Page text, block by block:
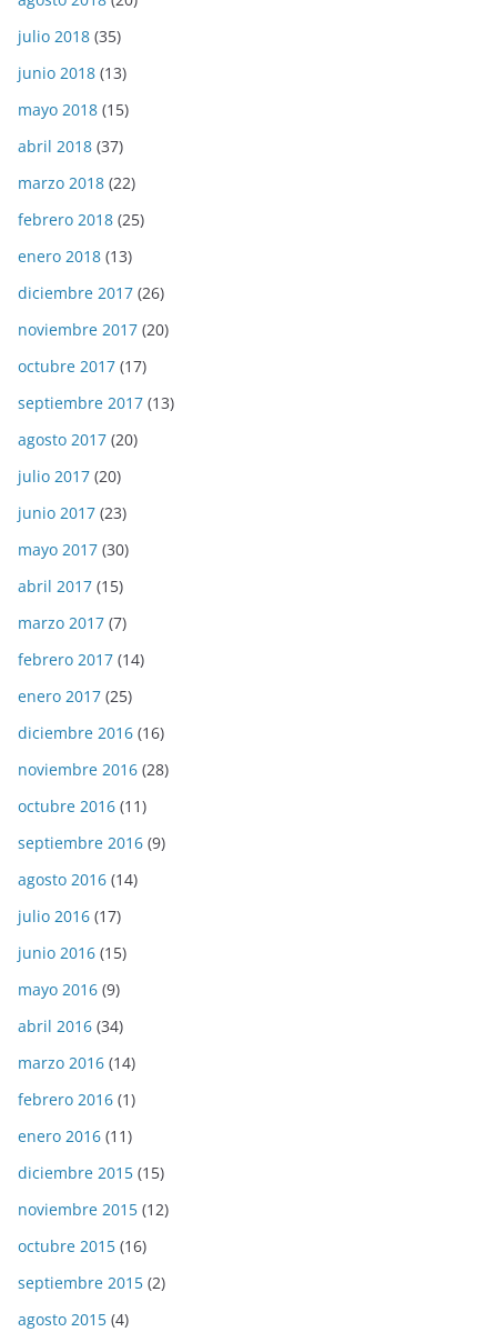
julio 2018 (35)
junio 2018 (13)
mayo 2018 (15)
abril 2018 (37)
marzo 2018 (22)
febrero 2018 (25)
enero 2018 (13)
diciembre 2017 (26)
noviembre 2017 (20)
octubre 2017 (17)
septiembre 2017 (13)
agosto 2017 (20)
julio 2017 (20)
junio 2017 (23)
mayo 2017 (30)
abril 2017 (15)
marzo 2017 (7)
febrero 2017 (14)
enero 2017 (25)
diciembre 2016 (16)
noviembre 2016 (28)
octubre 2016 (11)
septiembre 2016 (9)
agosto 2016 (14)
julio 2016 (17)
junio 2016 (15)
mayo 2016 (9)
abril 2016 (34)
marzo 2016 (14)
febrero 2016 (1)
enero 2016 (11)
diciembre 2015 (15)
noviembre 2015 (12)
octubre 2015 (16)
septiembre 2015 (2)
agosto 2015 (4)